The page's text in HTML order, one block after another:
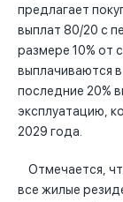
предлагает
выплат 80/20 с
размере 10% от
выплачиваются
последние 20%
эксплуатацию,
2029 года.
Отмечается,
все жилые